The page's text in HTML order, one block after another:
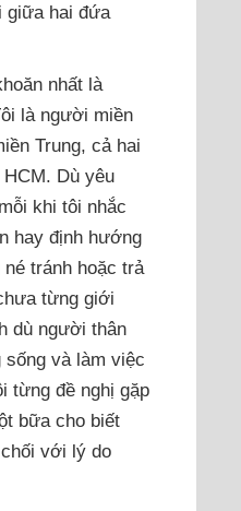
giữa hai đứa
nhất là
là người miền
Trung, cả hai
Dù yêu
khi tôi nhắc
hay định hướng
tránh hoặc trả
từng giới
dù người thân
sống và làm việc
từng đề nghị gặp
bữa cho biết
với lý do